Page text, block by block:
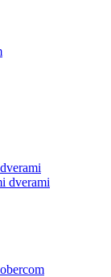
dverami